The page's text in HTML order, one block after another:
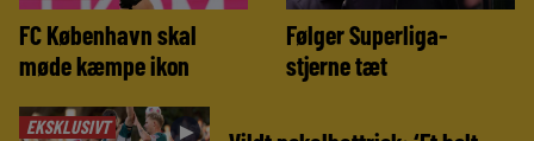
FC København skal
møde kæmpe ikon
Følger Superliga-
stjerne tæt
EKSKLUSIVT ►